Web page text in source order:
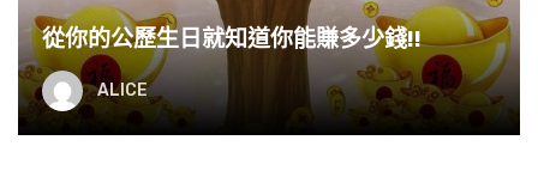
從你的公歷生日就知道你能賺多少錢!!
ALICE